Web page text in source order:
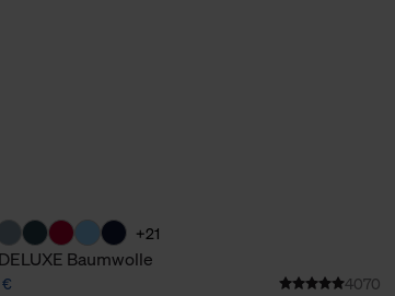
+21
Baumwolle
4070